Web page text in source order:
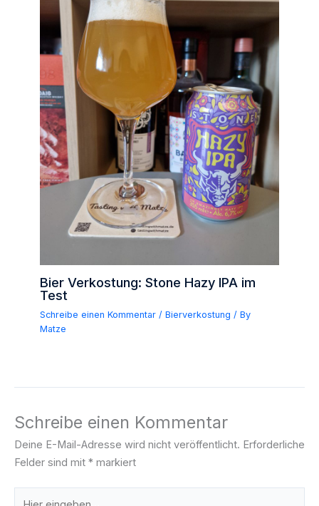
Bier Verkostung: Stone Hazy IPA im
Test
Schreibe einen Kommentar /Bierverkostung / By
Matze
Schreibe einen Kommentar
Deine E-Mail-Adresse wird nicht veröffentlicht. Erforderliche
Felder sind mit * markiert